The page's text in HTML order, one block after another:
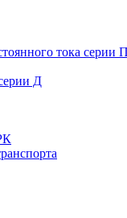
тока серии
Д